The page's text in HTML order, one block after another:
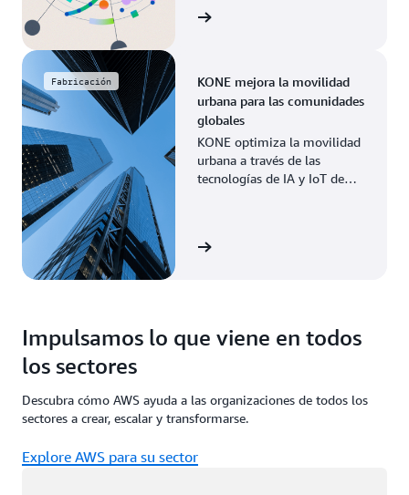
Leer la historia
Fabricación
KONE mejora la movilidad
urbana para las comunidades
globales
KONE optimiza la movilidad
urbana a través de las
tecnologías de IA y IoT de
Leer la historia
Impulsamos lo que viene en todos
los sectores
Descubra cómo AWS ayuda a las organizaciones de todos los
sectores a crear, escalar y transformarse.
Explore AWS para su sector